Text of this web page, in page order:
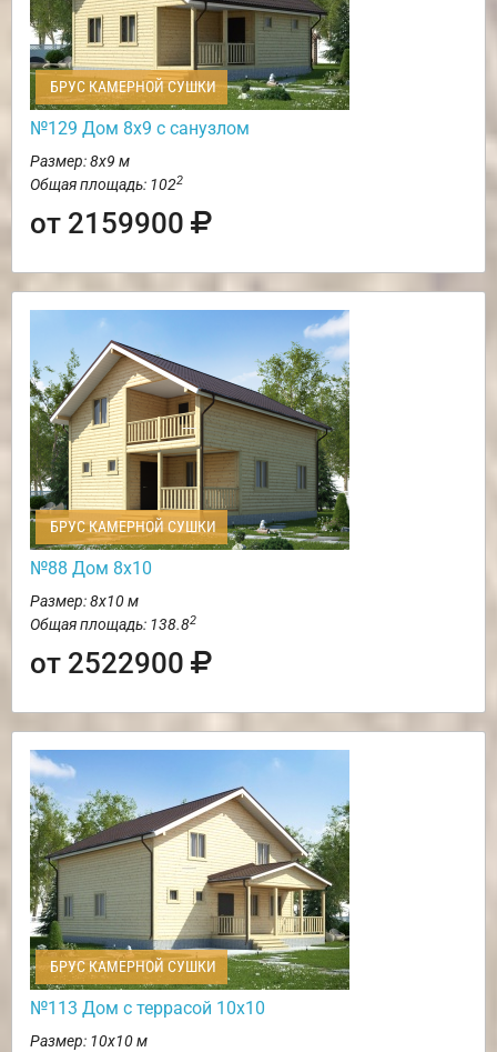
БРУС КАМЕРНОЙ СУШКИ
№129 Дом 8х9 с санузлом
Размер: 8х9 м
Общая площадь: 1022
от 2159900
БРУС КАМЕРНОЙ СУШКИ
№88 Дом 8х10
Размер: 8х10 м
Общая площадь: 138.82
от 2522900
БРУС КАМЕРНОЙ СУШКИ
№113 Дом с террасой 10х10
Размер: 10х10 м